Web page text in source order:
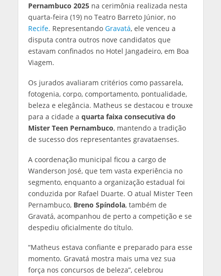
Pernambuco 2025na cerimônia realizada nesta
quarta-feira (19) no Teatro Barreto Júnior, no
Recife. Representando Gravatá, ele venceu a
disputa contra outros nove candidatos que
estavam confinados no Hotel Jangadeiro, em Boa
Viagem.
Os jurados avaliaram critérios como passarela,
fotogenia, corpo, comportamento, pontualidade,
beleza e elegância. Matheus se destacou e trouxe
para a cidade a quarta faixa consecutiva do
Mister Teen Pernambuco, mantendo a tradição
de sucesso dos representantes gravataenses.
A coordenação municipal ficou a cargo de
Wanderson José, que tem vasta experiência no
segmento, enquanto a organização estadual foi
conduzida por Rafael Duarte. O atual Mister Teen
Pernambuco, Breno Spíndola, também de
Gravatá, acompanhou de perto a competição e se
despediu oficialmente do título.
“Matheus estava confiante e preparado para esse
momento. Gravatá mostra mais uma vez sua
força nos concursos de beleza”, celebrou